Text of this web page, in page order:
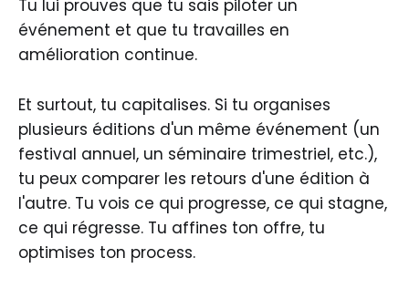
Tu lui prouves que tu sais piloter un
événement et que tu travailles en
amélioration continue.
Et surtout, tu capitalises. Si tu organises
plusieurs éditions d'un même événement (un
festival annuel, un séminaire trimestriel, etc.),
tu peux comparer les retours d'une édition à
l'autre. Tu vois ce qui progresse, ce qui stagne,
ce qui régresse. Tu affines ton offre, tu
optimises ton process.